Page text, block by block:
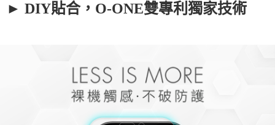
► DIY貼合，O-ONE雙專利獨家技術